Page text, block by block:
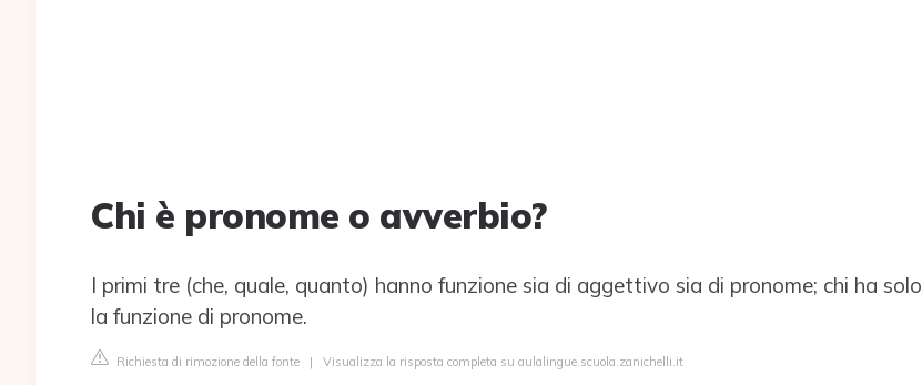
Chi è pronome o avverbio?
I primi tre (che, quale, quanto) hanno funzione sia di aggettivo sia di pronome; chi ha solo
la funzione di pronome.
Richiesta di rimozione della fonte | Visualizza la risposta completa su aulalingue.scuola.zanichelli.it